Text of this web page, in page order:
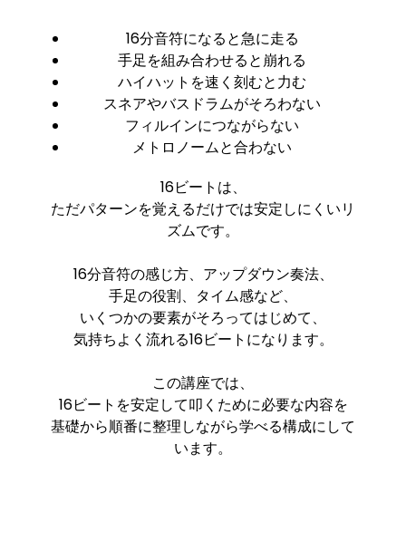
16分音符になると急に走る
手足を組み合わせると崩れる
ハイハットを速く刻むと力む
スネアやバスドラムがそろわない
フィルインにつながらない
メトロノームと合わない
16ビートは、
ただパターンを覚えるだけでは安定しにくいリ
ズムです。
16分音符の感じ方、アップダウン奏法、
手足の役割、タイム感など、
いくつかの要素がそろってはじめて、
気持ちよく流れる16ビートになります。
この講座では、
16ビートを安定して叩くために必要な内容を
基礎から順番に整理しながら学べる構成にして
います。